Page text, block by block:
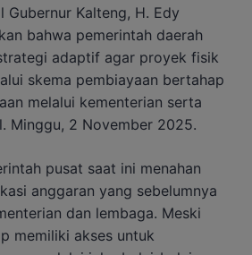
Gubernur Kalteng, H. Edy
bahwa pemerintah daerah
adaptif agar proyek fisik
skema pembiayaan bertahap
melalui kementerian serta
Minggu, 2 November 2025.
pusat saat ini menahan
anggaran yang sebelumnya
dan lembaga. Meski
memiliki akses untuk